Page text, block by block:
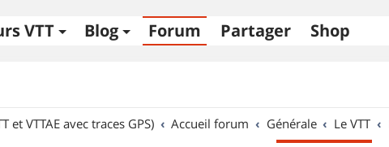
VTT Blog Forum Partager Shop
et VTTAE avec traces GPS)
Accueil forum Générale Le VTT